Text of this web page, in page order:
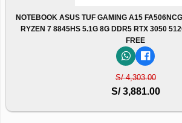
NOTEBOOK ASUS TUF GAMING A15
RYZEN 7 8845HS 5.1G 8G DDR5 RTX 3050
FREE
S/ 4,303.00
S/ 3,881.00